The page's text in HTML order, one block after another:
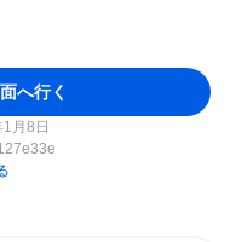
へ行く
月8日